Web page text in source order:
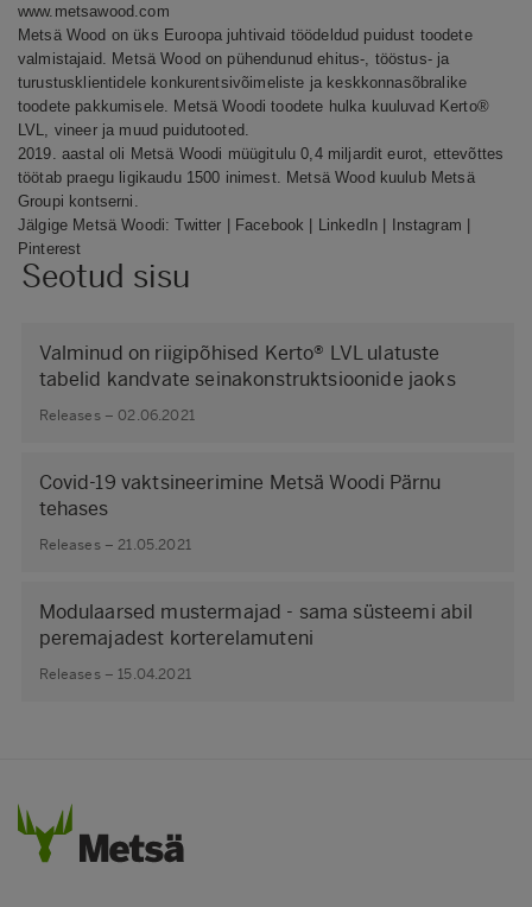
www.metsawood.com
Metsä Wood on üks Euroopa juhtivaid töödeldud puidust toodete
valmistajaid. Metsä Wood on pühendunud ehitus-, tööstus- ja
turustusklientidele konkurentsivõimeliste ja keskkonnasõbralike
toodete pakkumisele. Metsä Woodi toodete hulka kuuluvad Kerto®
LVL, vineer ja muud puidutooted.
2019. aastal oli Metsä Woodi müügitulu 0,4 miljardit eurot, ettevõttes
töötab praegu ligikaudu 1500 inimest. Metsä Wood kuulub Metsä
Groupi kontserni.
Jälgige Metsä Woodi: Twitter Facebook LinkedIn Instagram
Pinterest
Seotud sisu
Valminud on riigipõhised Kerto® LVL ulatuste
tabelid kandvate seinakonstruktsioonide jaoks
Releases – 02.06.2021
Covid-19 vaktsineerimine Metsä Woodi Pärnu
tehases
Releases – 21.05.2021
Modulaarsed mustermajad - sama süsteemi abil
peremajadest korterelamuteni
Releases – 15.04.2021